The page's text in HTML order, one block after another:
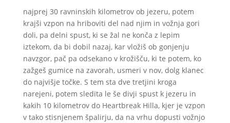
najprej 30 ravninskih kilometrov ob jezeru, potem
krajši vzpon na hriboviti del nad njim in vožnja gori
doli, pa delni spust, ki se žal ne konča z lepim
iztekom, da bi dobil nazaj, kar vložiš ob gonjenju
navzgor, pač pa odsekano v krožišču, ki te potem, ko
zažgeš gumice na zavorah, usmeri v nov, dolg klanec
do najvišje točke. S tem sta dve tretjini kroga
narejeni, potem sledita le še divji spust k jezeru in
kakih 10 kilometrov do Heartbreak Hilla, kjer je vzpon
v tako stisnjenem špalirju, da na vrhu dopusti vožnjo